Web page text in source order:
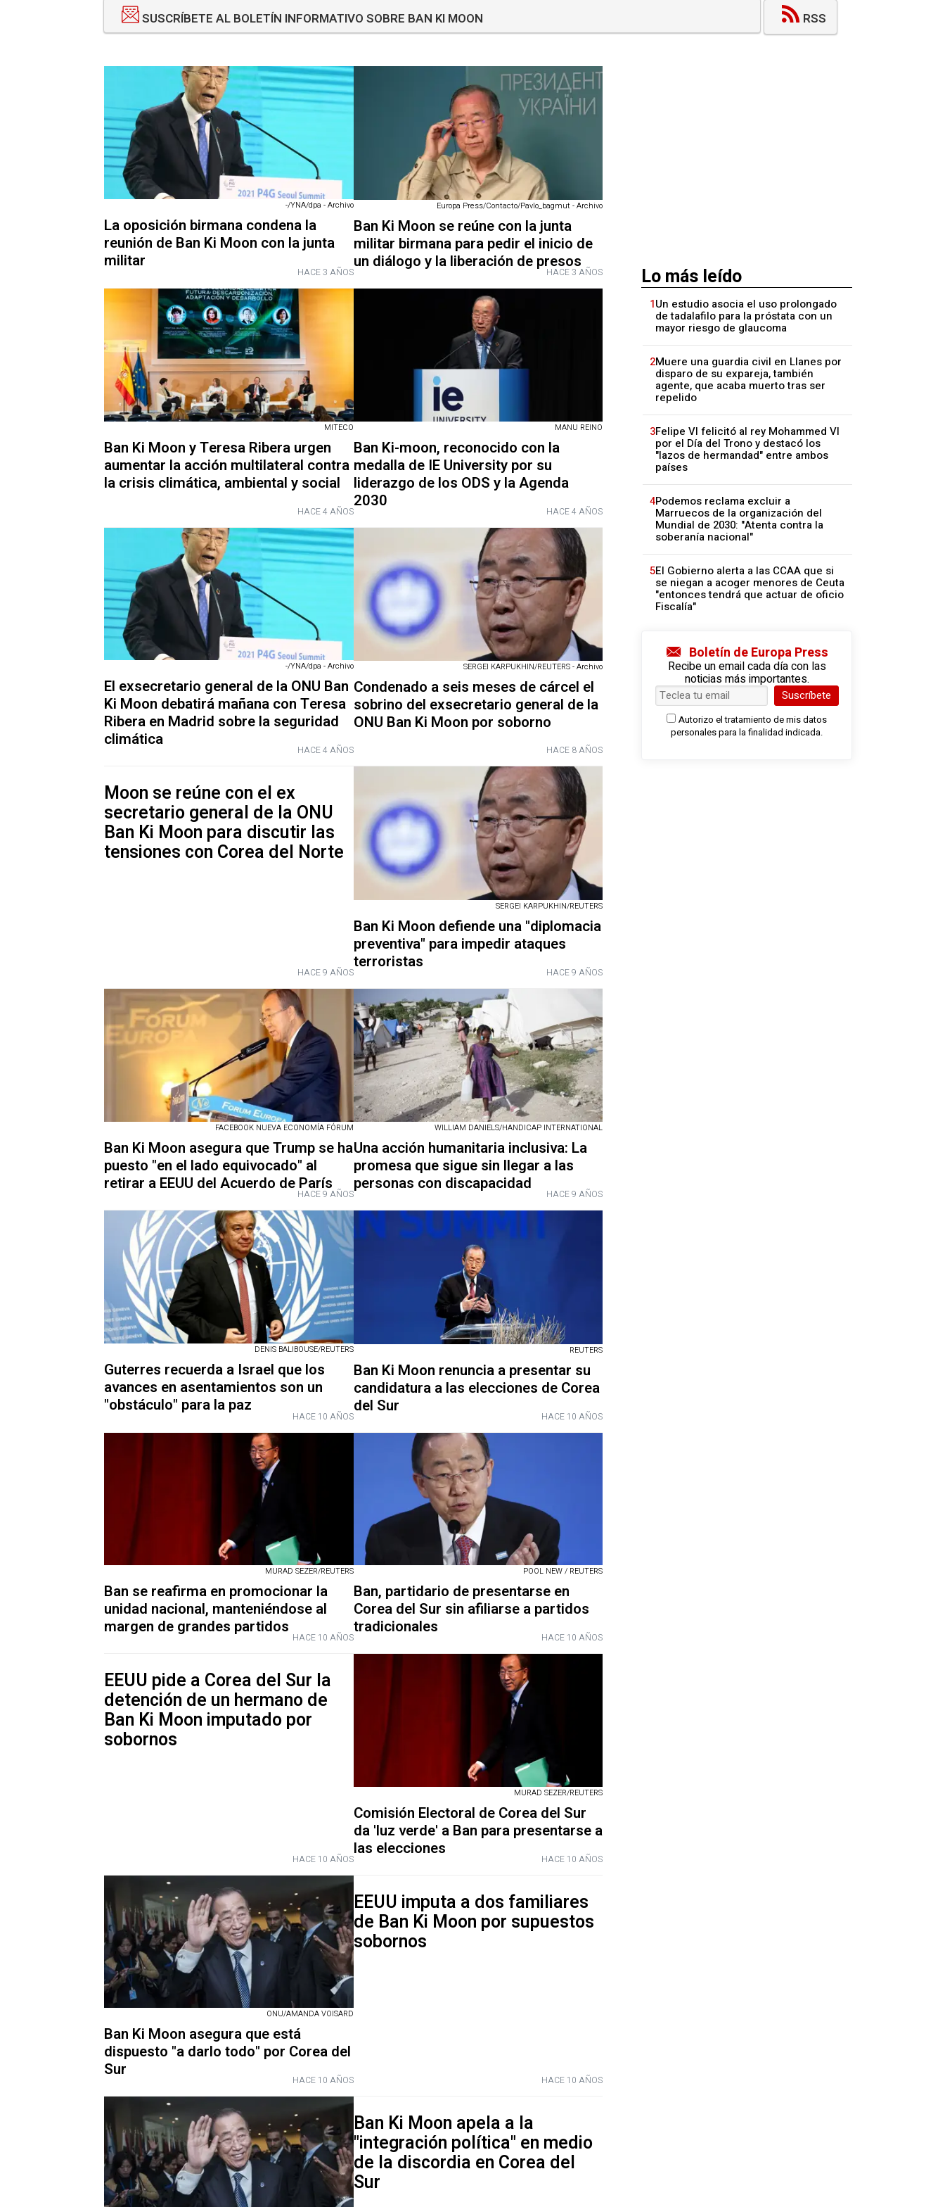
SUSCRÍBETE AL BOLETÍN INFORMATIVO SOBRE BAN KI MOON RSS
-/YNA/dpa - Archivo
La oposición birmana condena la
reunión de Ban Ki Moon con la junta
militar
HACE 3 AÑOS
Europa Press/Contacto/Pavlo_bagmut - Archivo
Ban Ki Moon se reúne con la junta
militar birmana para pedir el inicio de
un diálogo y la liberación de presos
HACE 3 AÑOS
MITECO
Ban Ki Moon y Teresa Ribera urgen
aumentar la acción multilateral contra
la crisis climática, ambiental y social
HACE 4 AÑOS
MANU REINO
Ban Ki-moon, reconocido con la
medalla de IE University por su
liderazgo de los ODS y la Agenda
2030
HACE 4 AÑOS
-/YNA/dpa - Archivo
El exsecretario general de la ONU Ban
Ki Moon debatirá mañana con Teresa
Ribera en Madrid sobre la seguridad
climática
HACE 4 AÑOS
SERGEI KARPUKHIN/REUTERS - Archivo
Condenado a seis meses de cárcel el
sobrino del exsecretario general de la
ONU Ban Ki Moon por soborno
HACE 8 AÑOS
Moon se reúne con el ex
secretario general de la ONU
Ban Ki Moon para discutir las
tensiones con Corea del Norte
HACE 9 AÑOS
SERGEI KARPUKHIN/REUTERS
Ban Ki Moon defiende una "diplomacia
preventiva" para impedir ataques
terroristas
HACE 9 AÑOS
FACEBOOK NUEVA ECONOMÍA FÓRUM
Ban Ki Moon asegura que Trump se ha
puesto "en el lado equivocado" al
retirar a EEUU del Acuerdo de París
HACE 9 AÑOS
WILLIAM DANIELS/HANDICAP INTERNATIONAL
Una acción humanitaria inclusiva: La
promesa que sigue sin llegar a las
personas con discapacidad
HACE 9 AÑOS
DENIS BALIBOUSE/REUTERS
Guterres recuerda a Israel que los
avances en asentamientos son un
"obstáculo" para la paz
HACE 10 AÑOS
REUTERS
Ban Ki Moon renuncia a presentar su
candidatura a las elecciones de Corea
del Sur
HACE 10 AÑOS
MURAD SEZER/REUTERS
Ban se reafirma en promocionar la
unidad nacional, manteniéndose al
margen de grandes partidos HACE 10 AÑOS
POOL NEW / REUTERS
Ban, partidario de presentarse en
Corea del Sur sin afiliarse a partidos
tradicionales
HACE 10 AÑOS
EEUU pide a Corea del Sur la
detención de un hermano de
Ban Ki Moon imputado por
sobornos
HACE 10 AÑOS
MURAD SEZER/REUTERS
Comisión Electoral de Corea del Sur
da 'luz verde' a Ban para presentarse a
las elecciones
HACE 10 AÑOS
ONU/AMANDA VOISARD
Ban Ki Moon asegura que está
dispuesto "a darlo todo" por Corea del
Sur
HACE 10 AÑOS
EEUU imputa a dos familiares
de Ban Ki Moon por supuestos
sobornos
HACE 10 AÑOS
Ban Ki Moon apela a la
"integración política" en medio
de la discordia en Corea del
Sur
Lo más leído
1Un estudio asocia el uso prolongado
de tadalafilo para la próstata con un
mayor riesgo de glaucoma
2Muere una guardia civil en Llanes por
disparo de su expareja, también
agente, que acaba muerto tras ser
repelido
3Felipe VI felicitó al rey Mohammed VI
por el Día del Trono y destacó los
"lazos de hermandad" entre ambos
países
4Podemos reclama excluir a
Marruecos de la organización del
Mundial de 2030: "Atenta contra la
soberanía nacional"
5El Gobierno alerta a las CCAA que si
se niegan a acoger menores de Ceuta
"entonces tendrá que actuar de oficio
Fiscalía"
Boletín de Europa Press
Recibe un email cada día con las
noticias más importantes.
Suscríbete
Autorizo el tratamiento de mis datos
personales para la finalidad indicada.